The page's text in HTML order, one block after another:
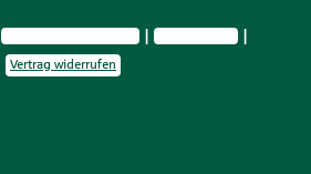
Vermittlerinformationen
Nachhaltig­keit
Vertrag widerrufen